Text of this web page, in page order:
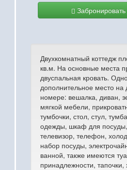
Двухкомнатный коттедж
кв.м. На основные места
двуспальная кровать.
дополнительное место на
номере: вешалка, диван,
мягкой мебели,
тумбочки, стол, стул,
одежды, шкаф для посуды,
телевизор, телефон,
набор посуды,
ванной, также имеются
принадлежности,